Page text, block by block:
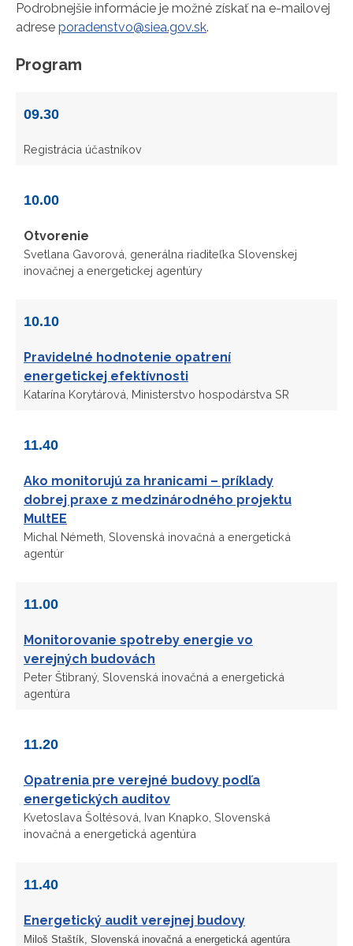
Podrobnejšie informácie je možné získať na e-mailovej
adrese poradenstvo@siea.gov.sk.
Program
09.30
Registrácia účastníkov
10.00
Otvorenie
Svetlana Gavorová, generálna riaditeľka Slovenskej
inovačnej a energetickej agentúry
10.10
Pravidelné hodnotenie opatrení
energetickej efektívnosti
Katarína Korytárová, Ministerstvo hospodárstva SR
11.40
Ako monitorujú za hranicami – príklady
dobrej praxe z medzinárodného projektu
MultEE
Michal Németh, Slovenská inovačná a energetická
agentúr
11.00
Monitorovanie spotreby energie vo
verejných budovách
Peter Štibraný, Slovenská inovačná a energetická
agentúra
11.20
Opatrenia pre verejné budovy podľa
energetických auditov
Kvetoslava Šoltésová, Ivan Knapko, Slovenská
inovačná a energetická agentúra
11.40
Energetický audit verejnej budovy
Miloš Staštík, Slovenská inovačná a energetická agentúra